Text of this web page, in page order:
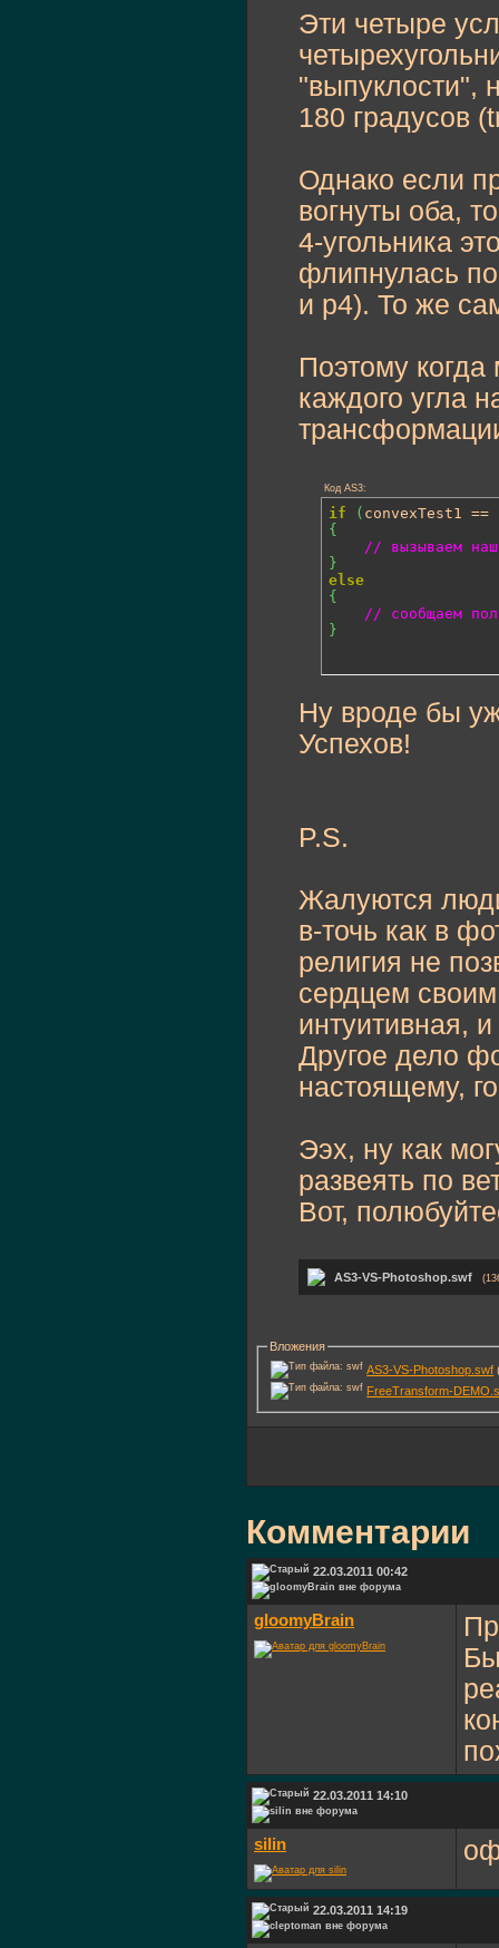
Эти четыре
"выпуклости",
180 градусов
Однако если
вогнуты оба,
4-угольника
флипнулась по
и p4). То же
Поэтому
каждого угла
Код AS3:
if ( convexTest1 ==
{
// вызываем
}
else
{
// сообщаем
}
Ну вроде бы
Успехов!
P.S.
Жалуются
в-точь как в
религия не
сердцем
интуитивная,
Другое дело
настоящему,
Ээх, ну как
развеять по
Вот,
AS3-VS-Photoshop.swf
Вложения
AS3-VS-Photoshop.swf
FreeTransform-
Комментарии
22.03.2011 00:42
gloomyBrain
22.03.2011 14:10
silin
22.03.2011 14:19